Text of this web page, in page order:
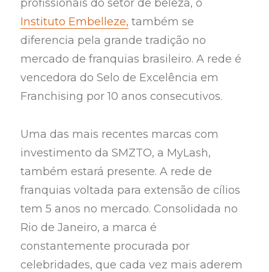
profissionais do setor de beleza, o
Instituto Embelleze, também se
diferencia pela grande tradição no
mercado de franquias brasileiro. A rede é
vencedora do Selo de Excelência em
Franchising por 10 anos consecutivos.
Uma das mais recentes marcas com
investimento da SMZTO, a MyLash,
também estará presente. A rede de
franquias voltada para extensão de cílios
tem 5 anos no mercado. Consolidada no
Rio de Janeiro, a marca é
constantemente procurada por
celebridades, que cada vez mais aderem